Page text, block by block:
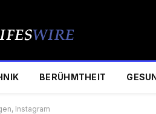
BERÜHMTHEIT
Instagram